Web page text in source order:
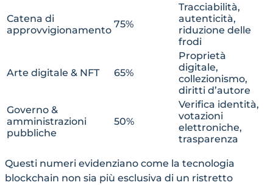
Catena di
approvvigionamento
75%
Tracciabilità,
autenticità,
riduzione delle
frodi
Arte digitale & NFT 65%
Proprietà
digitale,
collezionismo,
diritti d’autore
Governo &
amministrazioni
pubbliche
50%
Verifica identità,
votazioni
elettroniche,
trasparenza
Questi numeri evidenziano come la tecnologia
blockchain non sia più esclusiva di un ristretto